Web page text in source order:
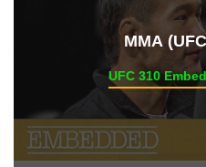
ММА
UFC 310